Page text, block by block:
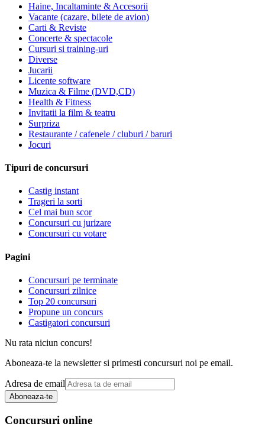
Haine, Incaltaminte & Accesorii
Vacante (cazare, bilete de avion)
Carti & Reviste
Concerte & spectacole
Cursuri si training-uri
Diverse
Jucarii
Licente software
Muzica & Filme (DVD,CD)
Health & Fitness
Invitatii la film & teatru
Surpriza
Restaurante / cafenele / cluburi / baruri
Jocuri
Tipuri de concursuri
Castig instant
Trageri la sorti
Cel mai bun scor
Concursuri cu jurizare
Concursuri cu votare
Pagini
Concursuri pe terminate
Concursuri zilnice
Top 20 concursuri
Propune un concurs
Castigatori concursuri
Nu rata niciun concurs!
Aboneaza-te la newsletter si primesti concursuri noi pe email.
Adresa de email
Aboneaza-te
Concursuri online